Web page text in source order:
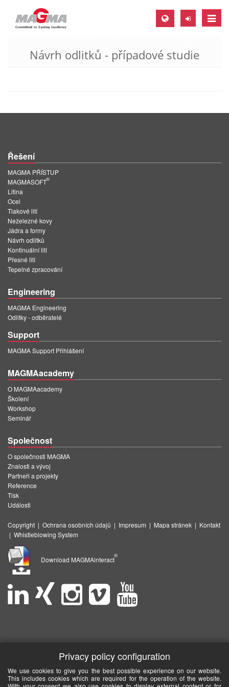
Toggle
MAGMA Europe, Germany
EN
ES
MAGMA Asia-Pacific, Singapore
MAGMA South-America, Brazil
PT
ES
MAGMA Türkiye
TR
MAGMA China
EN
ZH
MAGMA India
EN
MAGMA Korea
KO
Návrh odlitků - případové studie
Řešení
MAGMA PŘÍSTUP
MAGMASOFT
®
Litina
Ocel
Tlakové lití
Neželezné kovy
Jádra a formy
Návrh odlitků
Kontinuální lití
Přesné lití
Tepelné zpracování
Engineering
MAGMA Engineering
Odlitky - odběratelé
Support
MAGMA Support Přihlášení
MAGMAacademy
O MAGMAacademy
Školení
Workshop
Seminář
Společnost
O společnosti MAGMA
Znalosti a vývoj
Partneři a projekty
Reference
Tisk
Události
Copyright | Ochrana osobních údajů | Impresum | Mapa stránek | Kontakt
| Whistleblowing System
Download MAGMAinteract
®
Privacy policy configuration
We use cookies to give you the best possible experience on our website.
This includes cookies which are required for the operation of the website.